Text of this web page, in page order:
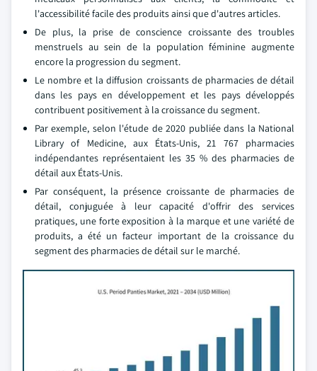
l'accessibilité facile des produits ainsi que d'autres articles.
De plus, la prise de conscience croissante des troubles
menstruels au sein de la population féminine augmente
encore la progression du segment.
Le nombre et la diffusion croissants de pharmacies de détail
dans les pays en développement et les pays développés
contribuent positivement à la croissance du segment.
Par exemple, selon l'étude de 2020 publiée dans la National
Library of Medicine, aux États-Unis, 21 767 pharmacies
indépendantes représentaient les 35 % des pharmacies de
détail aux États-Unis.
Par conséquent, la présence croissante de pharmacies de
détail, conjuguée à leur capacité d'offrir des services
pratiques, une forte exposition à la marque et une variété de
produits, a été un facteur important de la croissance du
segment des pharmacies de détail sur le marché.